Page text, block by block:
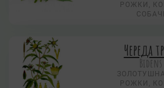
РОЖКИ,
Череда
РОЖКИ,